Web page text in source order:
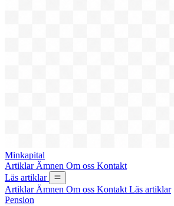
Minkapital
Artiklar Ämnen Om oss Kontakt
Läs artiklar
Artiklar Ämnen Om oss Kontakt Läs artiklar
Pension